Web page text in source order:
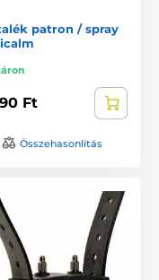
patron / spray
Ft
Összehasonlítás